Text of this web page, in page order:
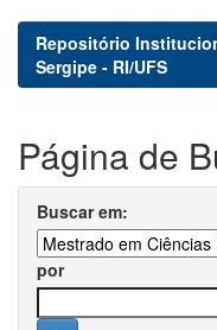
Repositório
Sergipe - RI/UFS
Página de
Buscar em:
por